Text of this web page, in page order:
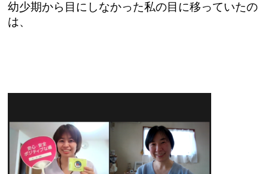
幼少期から目にしなかった私の目に移っていたの
は、